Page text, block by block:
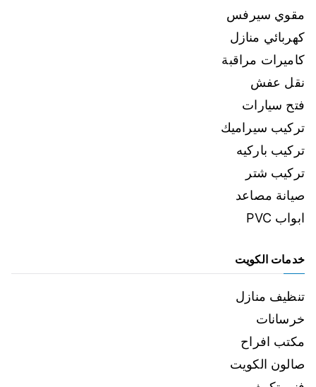
مقوي سيرفس
كهربائي منازل
كاميرات مراقبة
نقل عفش
فتح سيارات
تركيب سيراميك
تركيب باركيه
تركيب شتر
صيانة مصاعد
ابواب PVC
خدمات الكويت
تنظيف منازل
خرسانات
مكتب افراح
صالون الكويت